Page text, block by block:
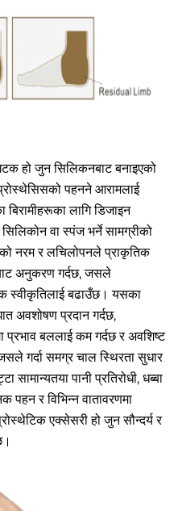
हो जुन सिलिकनबाट बनाइएको
पहनने आरामलाई
लागि डिजाइन
वा स्पंज भर्ने सामग्रीको
नरम र लचिलोपनले प्राकृतिक
अनुकरण गर्दछ, जसले
स्वीकृतिलाई बढाउँछ। यसका
अवशोषण प्रदान गर्दछ,
बललाई कम गर्दछ र अवशिष्ट
गर्दा समग्र चाल स्थिरता सुधार
पानी प्रतिरोधी, धब्बा
पहन र विभिन्न वातावरणमा
एक्सेसरी हो जुन सौन्दर्य र